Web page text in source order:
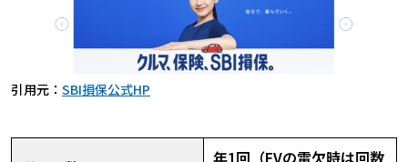
引用元： SBI損保公式HP